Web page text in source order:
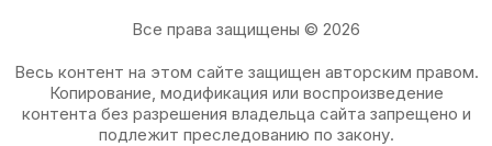
Все права защищены © 2026
Весь контент на этом сайте защищен авторским правом.
Копирование, модификация или воспроизведение
контента без разрешения владельца сайта запрещено и
подлежит преследованию по закону.